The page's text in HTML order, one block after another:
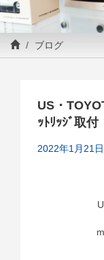
ブログ
US・
ｯﾄﾘｯｼﾞ取付
2022年1月21日